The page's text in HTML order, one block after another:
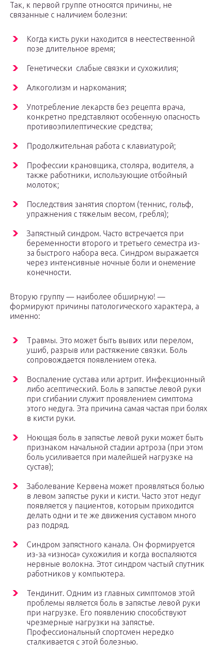
Так, к первой группе относятся причины, не
связанные с наличием болезни:
Когда кисть руки находится в неестественной
позе длительное время;
Генетически слабые связки и сухожилия;
Алкоголизм и наркомания;
Употребление лекарств без рецепта врача,
конкретно представляют особенную опасность
противоэпилептические средства;
Продолжительная работа с клавиатурой;
Профессии крановщика, столяра, водителя, а
также работники, использующие отбойный
молоток;
Последствия занятия спортом (теннис, гольф,
упражнения с тяжелым весом, гребля);
Запястный синдром. Часто встречается при
беременности второго и третьего семестра из-
за быстрого набора веса. Синдром выражается
через интенсивные ночные боли и онемение
конечности.
Вторую группу — наиболее обширную! —
формируют причины патологического характера, а
именно:
Травмы. Это может быть вывих или перелом,
ушиб, разрыв или растяжение связки. Боль
сопровождается появлением отека.
Воспаление сустава или артрит. Инфекционный
либо асептический. Боль в запястье левой руки
при сгибании служит проявлением симптома
этого недуга. Эта причина самая частая при болях
в кисти руки.
Ноющая боль в запястье левой руки может быть
признаком начальной стадии артроза (при этом
боль усиливается при малейшей нагрузке на
сустав);
Заболевание Кервена может проявляться болью
в левом запястье руки и кисти. Часто этот недуг
появляется у пациентов, которым приходится
делать одни и те же движения суставом много
раз подряд.
Синдром запястного канала. Он формируется
из-за «износа» сухожилия и когда воспаляются
нервные волокна. Этот синдром частый спутник
работников у компьютера.
Тендинит. Одним из главных симптомов этой
проблемы является боль в запястье левой руки
при нагрузке. Его появлению способствуют
чрезмерные нагрузки на запястье.
Профессиональный спортсмен нередко
сталкивается с этой болезнью.